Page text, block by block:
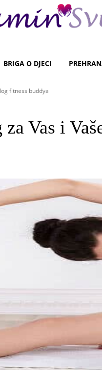
BRIGA O DJECI
fitness buddya
Vas i